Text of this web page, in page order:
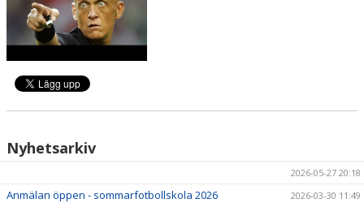
Nyhetsarkiv
2026-05-27 20:18
Anmälan öppen - sommarfotbollskola 2026 2026-03-30 11:49